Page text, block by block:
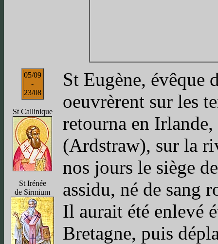
05/09
-
23/08
St Callinique
St Irénée
de Sirmium
St Eugène, évêque
oeuvrèrent sur les
retourna en
(Ardstraw), sur la
nos jours le siège
assidu, né de sang
Il aurait été enlevé
Bretagne, puis